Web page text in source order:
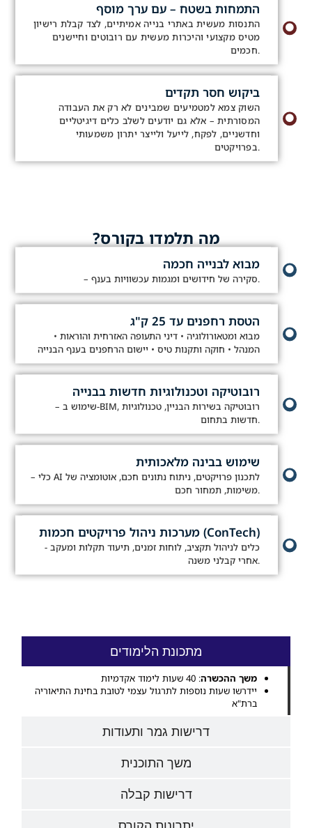
התמחות בשטח – עם ערך מוסף
התנסות מעשית באתרי בנייה אמיתיים, לצד קבלת רישיון
מטיס מקצועי והיכרות מעשית עם רובוטים וחיישנים
חכמים.
ביקוש חסר תקדים
השוק צמא למטמיעים שמבינים לא רק את העבודה
המסורתית – אלא גם יודעים לשלב כלים דיגיטליים
וחדשניים, לפקח, לייעל ולייצר יתרון משמעותי
בפרויקטים.
מה תלמדו בקורס?
מבוא לבנייה חכמה
– סקירה של חידושים ומגמות עכשוויות בענף.
הטסת רחפנים עד 25 ק"ג
• מבוא ומטאורולוגיה • דיני התעופה האזרחית והוראות
המנהל • חוקה ותקנות טיס • יישום הרחפנים בענף הבנייה
רובוטיקה וטכנולוגיות חדשות בבנייה
– שימוש ב-BIM, רובוטיקה בשירות הבניין, טכנולוגיות
חדשות בתחום.
שימוש בבינה מלאכותית
– כלי AI לתכנון פרויקטים, ניתוח נתונים חכם, אוטומציה של
משימות, תמחור חכם.
מערכות ניהול פרויקטים חכמות (ConTech)
- כלים לניהול תקציב, לוחות זמנים, תיעוד תקלות ומעקב
אחרי קבלני משנה.
מתכונת הלימודים
דרישות גמר ותעודות
משך התוכנית
דרישות קבלה
משך ההכשרה: 40 שעות לימוד אקדמיות
יידרשו שעות נוספות לתרגול עצמי לטובת בחינת התיאוריה
ברת"א